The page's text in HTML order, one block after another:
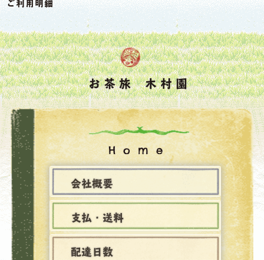
ご利用明細
お茶旅 木村園
Home
会社概要
支払・送料
配達日数